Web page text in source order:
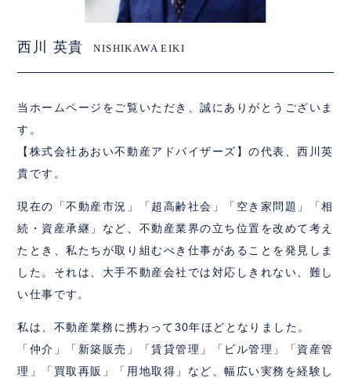
西川 英貴 NISHIKAWA EIKI
当ホームページをご覧いただき、誠にありがとうございま
す。
【株式会社あおい不動産アドバイザーズ】の代表、西川英
貴です。
現在の「不動産市況」「超高齢社会」「空き家問題」「相
続・資産承継」など、不動産業界の立ち位置を改めて考え
たとき、私たちが取り組むべき仕事があることを発見しま
した。それは、大手不動産会社では対応しきれない、難し
い仕事です。
私は、不動産業務に携わって30年ほどとなりました。
「仲介」「新築販売」「賃貸管理」「ビル管理」「資産管
理」「買取再販」「用地取得」など、幅広い実務を経験し